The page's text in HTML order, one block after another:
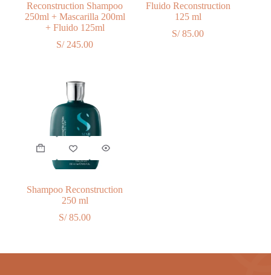
Reconstruction Shampoo
250ml + Mascarilla 200ml
+ Fluido 125ml
S/245.00
Fluido Reconstruction
125 ml
S/85.00
Shampoo Reconstruction
250 ml
S/85.00